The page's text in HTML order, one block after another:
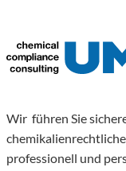
Wir führen Sie
professionell und